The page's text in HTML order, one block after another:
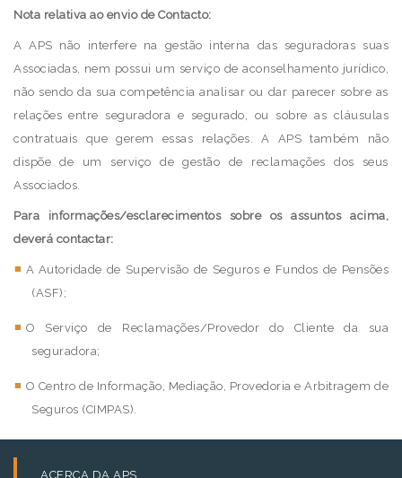
Nota relativa ao envio de Contacto:
A APS não interfere na gestão interna das seguradoras suas
Associadas, nem possui um serviço de aconselhamento jurídico,
não sendo da sua competência analisar ou dar parecer sobre as
relações entre seguradora e segurado, ou sobre as cláusulas
contratuais que gerem essas relações. A APS também não
dispõe de um serviço de gestão de reclamações dos seus
Associados.
Para informações/esclarecimentos sobre os assuntos acima,
deverá contactar:
A Autoridade de Supervisão de Seguros e Fundos de Pensões
(ASF);
O Serviço de Reclamações/Provedor do Cliente da sua
seguradora;
O Centro de Informação, Mediação, Provedoria e Arbitragem de
Seguros (CIMPAS).
ACERCA DA APS